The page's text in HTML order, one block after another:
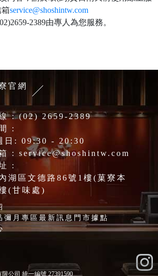
service@shoshintw.com
2389由專人為您服務。
官網
線 :(02) 2659-2389
:
日: 09:30 - 20:30
: service@shoshintw.com
:
湖區文德路86號1樓(菓寮本
(甘味處)
彌月專區 最新訊息 門市據點
公司 統一編號 27391590